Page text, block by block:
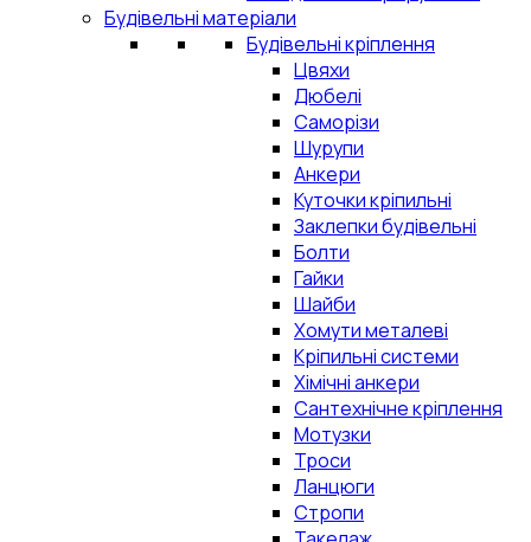
Будівельні матеріали
Будівельні кріплення
Цвяхи
Дюбелі
Саморізи
Шурупи
Анкери
Куточки кріпильні
Заклепки будівельні
Болти
Гайки
Шайби
Хомути металеві
Кріпильні системи
Хімічні анкери
Сантехнічне кріплення
Мотузки
Троси
Ланцюги
Стропи